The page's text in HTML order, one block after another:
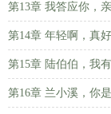
第13章 我答应你，
第14章 年轻啊，真好
第15章 陆伯伯，我
第16章 兰小溪，你